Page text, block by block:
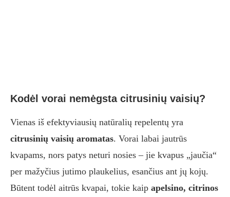
Kodėl vorai nemėgsta citrusinių vaisių?
Vienas iš efektyviausių natūralių repelentų yra
citrusinių vaisių aromatas. Vorai labai jautrūs
kvapams, nors patys neturi nosies – jie kvapus „jaučia“
per mažyčius jutimo plaukelius, esančius ant jų kojų.
Būtent todėl aitrūs kvapai, tokie kaip apelsino, citrinos